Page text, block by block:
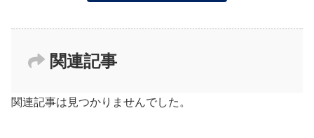
関連記事
関連記事は見つかりませんでした。